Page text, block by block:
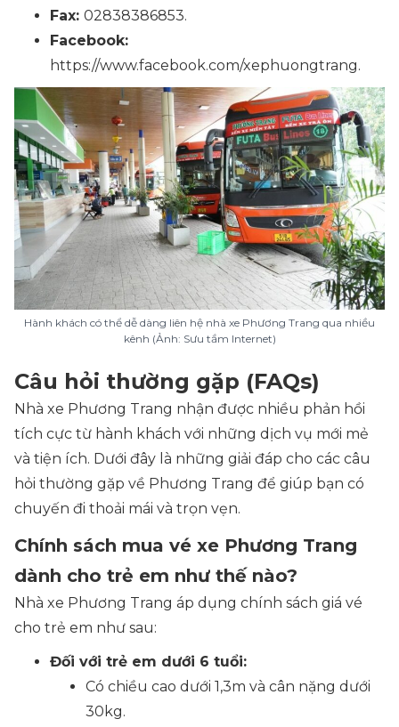
Fax: 02838386853.
Facebook:
https://www.facebook.com/xephuongtrang.
Hành khách có thể dễ dàng liên hệ nhà xe Phương Trang qua nhiều
kênh (Ảnh: Sưu tầm Internet)
Câu hỏi thường gặp (FAQs)
Nhà xe Phương Trang nhận được nhiều phản hồi
tích cực từ hành khách với những dịch vụ mới mẻ
và tiện ích. Dưới đây là những giải đáp cho các câu
hỏi thường gặp về Phương Trang để giúp bạn có
chuyến đi thoải mái và trọn vẹn.
Chính sách mua vé xe Phương Trang
dành cho trẻ em như thế nào?
Nhà xe Phương Trang áp dụng chính sách giá vé
cho trẻ em như sau:
Đối với trẻ em dưới 6 tuổi:
Có chiều cao dưới 1,3m và cân nặng dưới
30kg.